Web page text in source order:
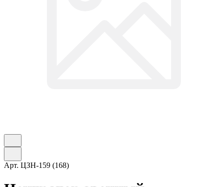
Арт. ЦЗН-159 (168)